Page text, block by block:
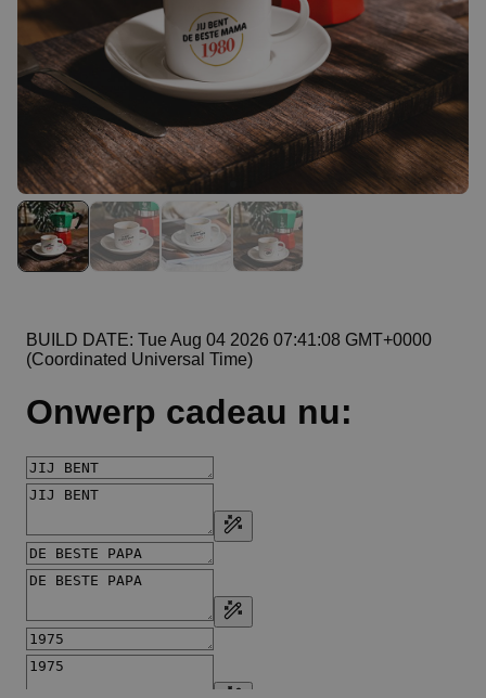
Gepersonaliseerde boxershort
met gezicht en tekst
Meer dan
11.600keer
gekocht
29,99 €
Polaroid-look
Gepersonaliseerde
Geurhanger set van 2
Meer dan
13.900
keer
gekocht
19,99 €